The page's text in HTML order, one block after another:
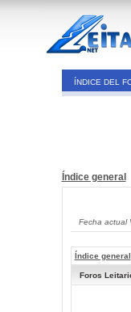
ÍNDICE DEL
Índice general
Fecha actual
Índice general
Foros